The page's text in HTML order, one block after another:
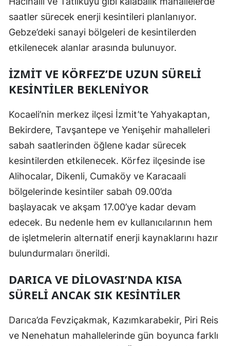
Yozgat
Kırıkkale
Batman
Şırnak
Bartın
Ardahan
Iğdır
Kilis
Osmaniye
Düzce
saatler sürecek enerji kesintileri planlanıyor.
Gebze’deki sanayi bölgeleri de kesintilerden
etkilenecek alanlar arasında bulunuyor.
İZMIT VE KÖRFEZ’DE UZUN SÜRELI
KESINTILER BEKLENIYOR
Kocaeli’nin merkez ilçesi İzmit’te Yahyakaptan,
Bekirdere, Tavşantepe ve Yenişehir mahalleleri
sabah saatlerinden öğlene kadar sürecek
kesintilerden etkilenecek. Körfez ilçesinde ise
Alihocalar, Dikenli, Cumaköy ve Karacaali
bölgelerinde kesintiler sabah 09.00’da
başlayacak ve akşam 17.00’ye kadar devam
edecek. Bu nedenle hem ev kullanıcılarının hem
de işletmelerin alternatif enerji kaynaklarını hazır
bulundurmaları önerildi.
DARICA VE DILOVASI’NDA KISA
SÜRELI ANCAK SIK KESINTILER
Darıca’da Fevziçakmak, Kazımkarabekir, Piri Reis
ve Nenehatun mahallelerinde gün boyunca farklı